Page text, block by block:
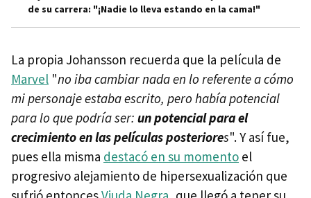
de su carrera: "¡Nadie lo lleva estando en la cama!"
La propia Johansson recuerda que la película de
Marvel "no iba cambiar nada en lo referente a cómo
mi personaje estaba escrito, pero había potencial
para lo que podría ser: un potencial para el
crecimiento en las películas posteriores". Y así fue,
pues ella misma destacó en su momento el
progresivo alejamiento de hipersexualización que